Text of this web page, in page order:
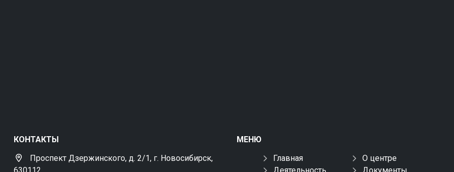
КОНТАКТЫ
Проспект Дзержинского, д. 2/1, г. Новосибирск,
МЕНЮ
Главная
О центре